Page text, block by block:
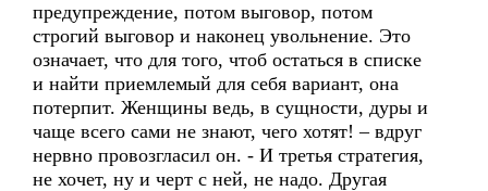
предупреждение, потом выговор, потом
строгий выговор и наконец увольнение. Это
означает, что для того, чтоб остаться в списке
и найти приемлемый для себя вариант, она
потерпит. Женщины ведь, в сущности, дуры и
чаще всего сами не знают, чего хотят! – вдруг
нервно провозгласил он. - И третья стратегия,
не хочет, ну и черт с ней, не надо. Другая